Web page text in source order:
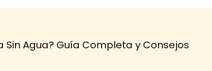
Sin Agua? Guía Completa y Consejos